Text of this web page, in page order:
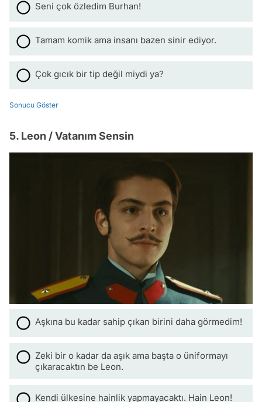
Seni çok özledim Burhan!
Tamam komik ama insanı bazen sinir ediyor.
Çok gıcık bir tip değil miydi ya?
Sonucu Göster
5. Leon / Vatanım Sensin
Aşkına bu kadar sahip çıkan birini daha görmedim!
Zeki bir o kadar da aşık ama başta o üniformayı
çıkaracaktın be Leon.
Kendi ülkesine hainlik yapmayacaktı. Hain Leon!